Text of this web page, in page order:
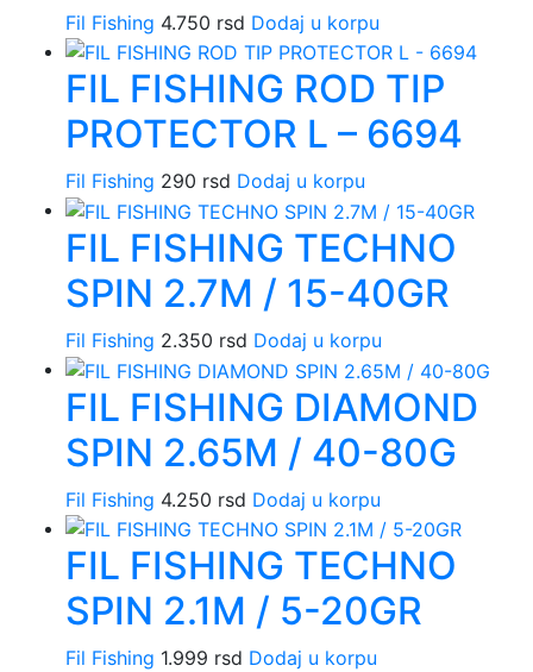
Fil Fishing 4.750 rsd Dodaj u korpu
FIL FISHING ROD TIP
PROTECTOR L – 6694
Fil Fishing 290 rsd Dodaj u korpu
FIL FISHING TECHNO
SPIN 2.7M / 15-40GR
Fil Fishing 2.350 rsd Dodaj u korpu
FIL FISHING DIAMOND
SPIN 2.65M / 40-80G
Fil Fishing 4.250 rsd Dodaj u korpu
FIL FISHING TECHNO
SPIN 2.1M / 5-20GR
Fil Fishing 1.999 rsd Dodaj u korpu